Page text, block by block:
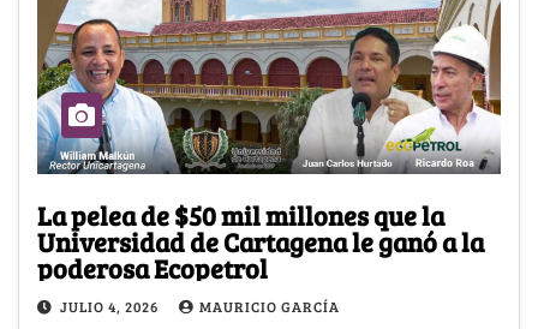
La pelea de $50 mil millones que la
Universidad de Cartagena le ganó a la
poderosa Ecopetrol
JULIO 4, 2026 MAURICIO GARCÍA